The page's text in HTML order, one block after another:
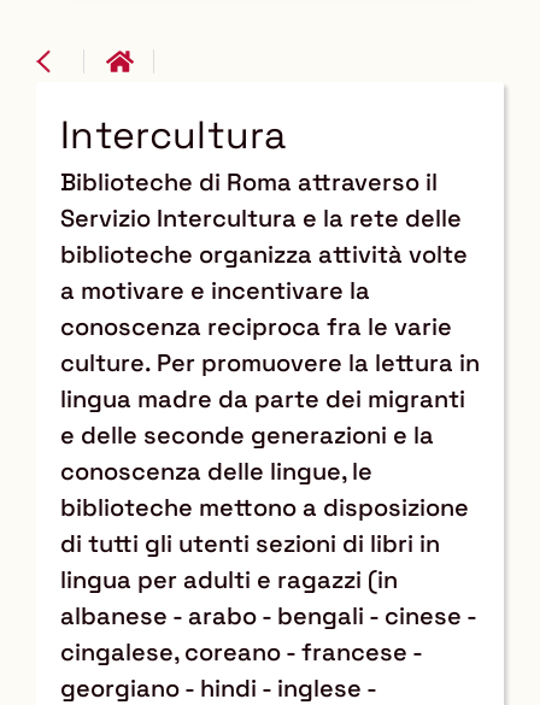
Intercultura
Biblioteche di Roma attraverso il
Servizio Intercultura e la rete delle
biblioteche organizza attività volte
a motivare e incentivare la
conoscenza reciproca fra le varie
culture. Per promuovere la lettura in
lingua madre da parte dei migranti
e delle seconde generazioni e la
conoscenza delle lingue, le
biblioteche mettono a disposizione
di tutti gli utenti sezioni di libri in
lingua per adulti e ragazzi (in
albanese - arabo - bengali - cinese -
cingalese, coreano - francese -
georgiano - hindi - inglese -